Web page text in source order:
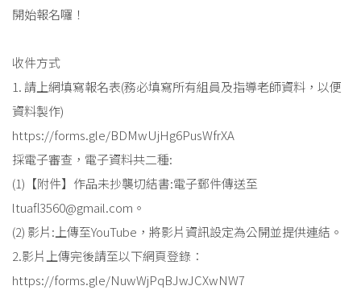
開始報名囉！
收件方式
1. 請上網填寫報名表(務必填寫所有組員及指導老師資料，以便
資料製作)
https://forms.gle/BDMwUjHg6PusWfrXA
採電子審查，電子資料共二種:
(1)【附件】作品未抄襲切結書:電子郵件傳送至
ltuafl3560@gmail.com。
(2) 影片:上傳至YouTube，將影片資訊設定為公開並提供連結。
2.影片上傳完後請至以下網頁登錄：
https://forms.gle/NuwWjPqBJwJCXwNW7